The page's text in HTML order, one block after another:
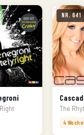
Nr. 641
4